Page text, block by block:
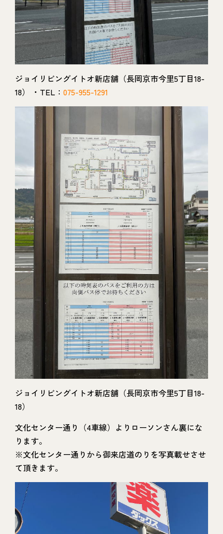
ジョイリビングイトオ新店舗（長岡京市今里5丁目18-
18） ・TEL： 075-955-1291
ジョイリビングイトオ新店舗（長岡京市今里5丁目18-
18）
文化センター通り（4車線）よりローソンさん裏にな
ります。
※文化センター通りから御来店道のりを写真載せさせ
て頂きます。